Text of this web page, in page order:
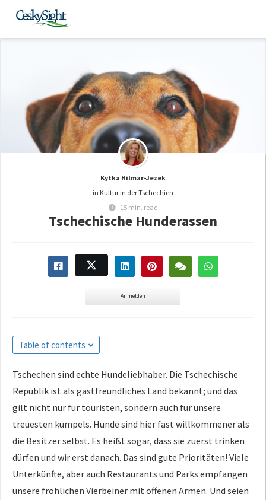
Kytka Hilmar-Jezek
in Kultur in der Tschechien
15 min. read
Tschechische Hunderassen
Anmelden
Table of contents
Tschechen sind echte Hundeliebhaber. Die Tschechische
Republik ist als gastfreundliches Land bekannt; und das
gilt nicht nur für touristen, sondern auch für unsere
treuesten kumpels. Hunde sind hier fast willkommener als
die Besitzer selbst. Es heißt sogar, dass sie zuerst trinken
dürfen und wir erst danach. Das sind gute Prioritäten! Viele
Unterkünfte, aber auch Restaurants und Parks empfangen
unsere fröhlichen Vierbeiner mit offenen Armen. Und seien